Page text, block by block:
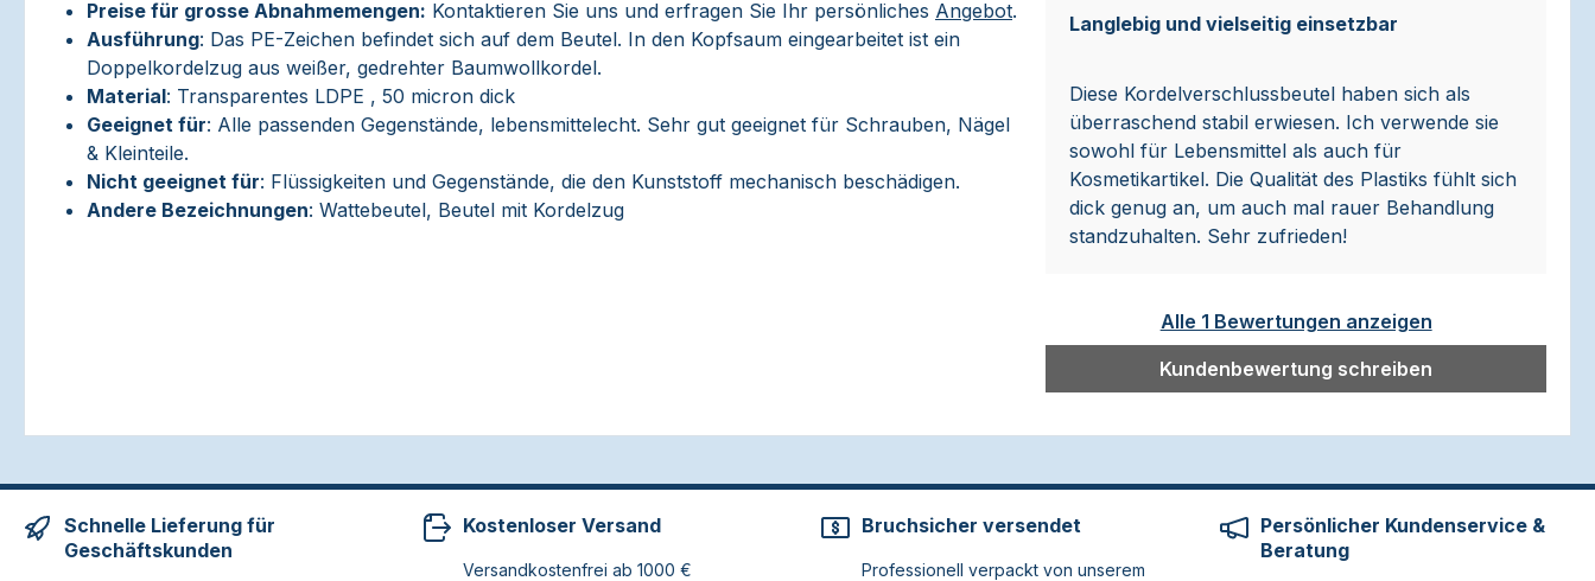
Preise für grosse Abnahmemengen: Kontaktieren Sie uns und erfragen Sie Ihr persönliches Angebot.
Ausführung: Das PE-Zeichen befindet sich auf dem Beutel. In den Kopfsaum eingearbeitet ist ein
Doppelkordelzug aus weißer, gedrehter Baumwollkordel.
Material: Transparentes LDPE , 50 micron dick
Geeignet für: Alle passenden Gegenstände, lebensmittelecht. Sehr gut geeignet für Schrauben, Nägel
& Kleinteile.
Nicht geeignet für: Flüssigkeiten und Gegenstände, die den Kunststoff mechanisch beschädigen.
Andere Bezeichnungen: Wattebeutel, Beutel mit Kordelzug
Durchschnittliche Bewertung von 5 von 5 Sternen
Langlebig und vielseitig einsetzbar
Diese Kordelverschlussbeutel haben sich als
überraschend stabil erwiesen. Ich verwende sie
sowohl für Lebensmittel als auch für
Kosmetikartikel. Die Qualität des Plastiks fühlt sich
dick genug an, um auch mal rauer Behandlung
standzuhalten. Sehr zufrieden!
Alle 1 Bewertungen anzeigen
Kundenbewertung schreiben
Schnelle Lieferung für
Geschäftskunden
Kostenloser Versand
Versandkostenfrei ab 1000 €
Bruchsicher versendet
Professionell verpackt von unserem
Persönlicher Kundenservice &
Beratung